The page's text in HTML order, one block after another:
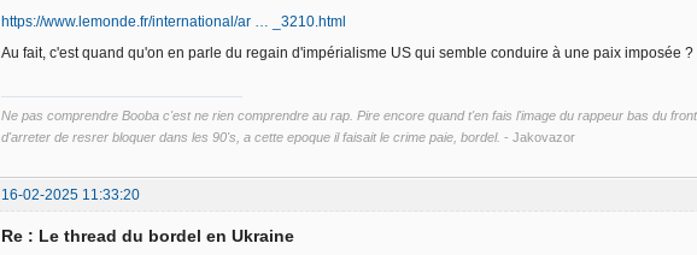
https://www.lemonde.fr/international/ar … _3210.html
Au fait, c'est quand qu'on en parle du regain d'impérialisme US qui semble conduire à une paix imposée ?
Ne pas comprendre Booba c'est ne rien comprendre au rap. Pire encore quand t'en fais l'image du rappeur bas du
d'arreter de resrer bloquer dans les 90's, a cette epoque il faisait le crime paie, bordel. - Jakovazor
16-02-2025 11:33:20
Re : Le thread du bordel en Ukraine